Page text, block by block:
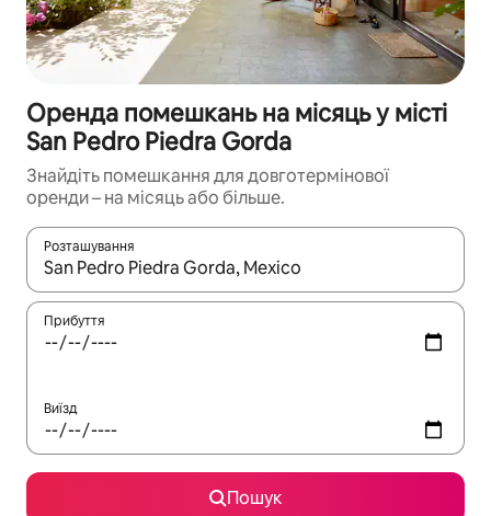
Оренда помешкань на місяць у місті
San Pedro Piedra Gorda
Знайдіть помешкання для довготермінової
оренди – на місяць або більше.
Розташування
Отримавши результати пошуку, використовуйте для
Прибуття
Виїзд
Пошук